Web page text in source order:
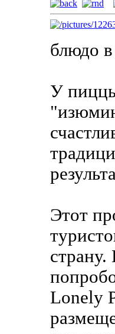
блюдо
У
Этот
страну.
Lonely